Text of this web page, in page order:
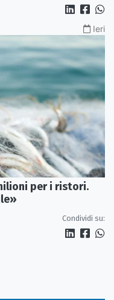
Ieri
per i ristori.
Condividi su: